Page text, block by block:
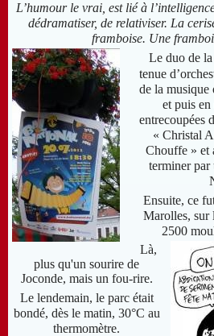
L’humour le vrai, est lié à
dédramatiser, de relativiser. La
framboise. Une
Le duo de la
tenue
de la musique
et puis en
entrecoupées
« Christal
Chouffe » et
terminer par
Ensuite, ce
Marolles, sur
2500
Là,
plus qu'un sourire de
Joconde, mais un fou-rire.
Le lendemain, le parc était
bondé, dès le matin, 30°C au
thermomètre.